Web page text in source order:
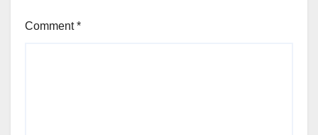
Comment*